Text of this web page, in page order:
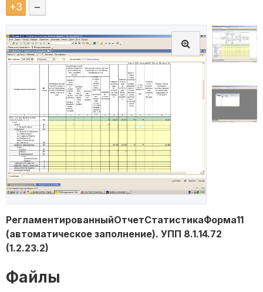
+3 –
РегламентированныйОтчетСтатистикаФорма11
(автоматическое заполнение). УПП 8.1.14.72
(1.2.23.2)
Файлы